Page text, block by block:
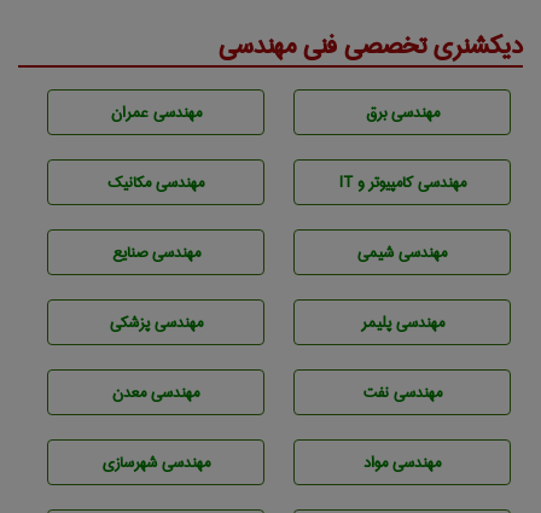
دیکشنری تخصصی فنی مهندسی
مهندسی برق مهندسی عمران
مهندسی كامپيوتر و IT مهندسی مکانیک
مهندسي شيمی مهندسی صنايع
مهندسی پليمر مهندسی پزشکی
مهندسی نفت مهندسی معدن
مهندسی مواد مهندسی شهرسازی